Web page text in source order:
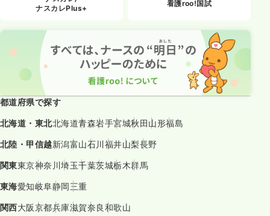
ナスカレPlus+
看護roo!国試
都道府県で探す
北海道・東北北海道青森岩手宮城秋田 山形福島
北陸・甲信越新潟富山石川 福井山梨長野
関東東京神奈川埼玉千葉茨城栃木群馬
東海愛知岐阜静岡三重
関西大阪京都兵庫滋賀奈良和歌山